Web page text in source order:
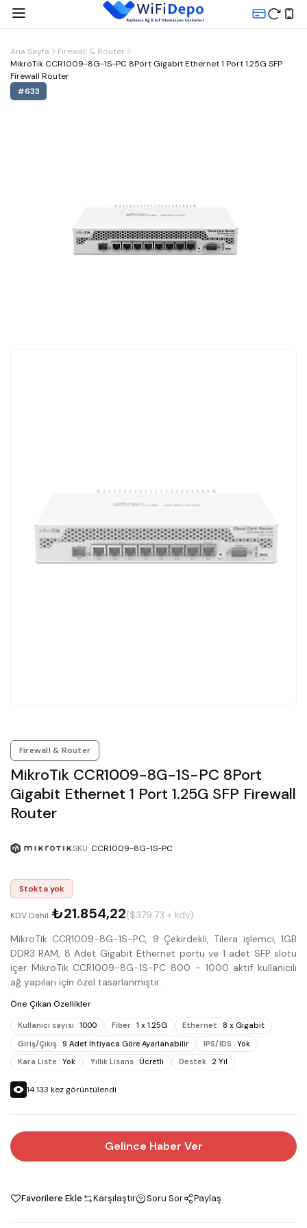
Ana Sayfa
Firewall & Router
MikroTik CCR1009-8G-1S-PC 8Port Gigabit Ethernet 1 Port 1.25G SFP
Firewall Router
#633
Firewall & Router
MikroTik CCR1009-8G-1S-PC 8Port
Gigabit Ethernet 1 Port 1.25G SFP Firewall
Router
SKU: CCR1009-8G-1S-PC
Stokta yok
KDV Dahil :₺21.854,22($379.73 + kdv)
MikroTik CCR1009-8G-1S-PC, 9 Çekirdekli, Tilera işlemci, 1GB
DDR3 RAM, 8 Adet Gigabit Ethernet portu ve 1 adet SFP slotu
içer MikroTik CCR1009-8G-1S-PC 800 - 1000 aktif kullanıcılı
ağ yapıları için özel tasarlanmıştır.
Öne Çıkan Özellikler
Kullanıcı sayısı : 1000 Fiber : 1 x 1.25G Ethernet : 8 x Gigabit
Giriş/Çıkış : 9 Adet İhtiyaca Göre Ayarlanabilir IPS/IDS : Yok
Kara Liste : Yok Yıllık Lisans : Ücretli Destek : 2 Yıl
14.133 kez görüntülendi
Gelince Haber Ver
Favorilere Ekle Karşılaştır Soru Sor Paylaş